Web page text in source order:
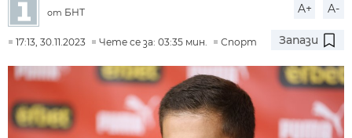
от БНТ A+ A-
17:13, 30.11.2023 Чете се за: 03:35 мин. Спорт Запази